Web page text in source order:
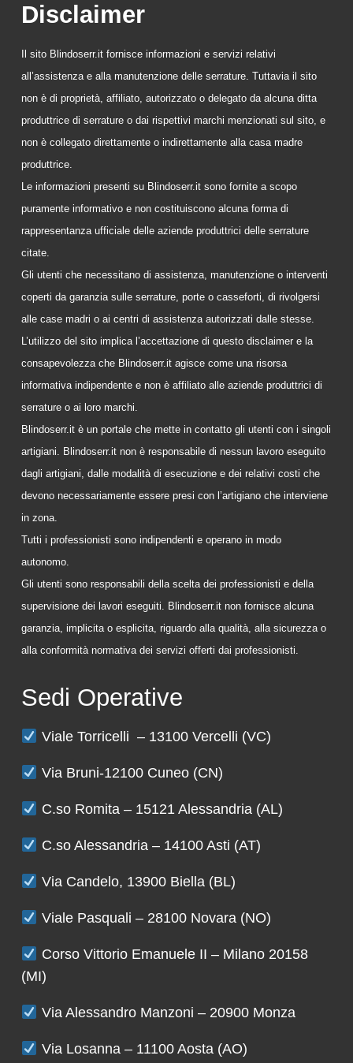
Disclaimer
Il sito Blindoserr.it fornisce informazioni e servizi relativi
all’assistenza e alla manutenzione delle serrature. Tuttavia il sito
non è di proprietà, affiliato, autorizzato o delegato da alcuna ditta
produttrice di serrature o dai rispettivi marchi menzionati sul sito, e
non è collegato direttamente o indirettamente alla casa madre
produttrice.
Le informazioni presenti su Blindoserr.it sono fornite a scopo
puramente informativo e non costituiscono alcuna forma di
rappresentanza ufficiale delle aziende produttrici delle serrature
citate.
Gli utenti che necessitano di assistenza, manutenzione o interventi
coperti da garanzia sulle serrature, porte o casseforti, di rivolgersi
alle case madri o ai centri di assistenza autorizzati dalle stesse.
L’utilizzo del sito implica l’accettazione di questo disclaimer e la
consapevolezza che Blindoserr.it agisce come una risorsa
informativa indipendente e non è affiliato alle aziende produttrici di
serrature o ai loro marchi.
Blindoserr.it è un portale che mette in contatto gli utenti con i singoli
artigiani. Blindoserr.it non è responsabile di nessun lavoro eseguito
dagli artigiani, dalle modalità di esecuzione e dei relativi costi che
devono necessariamente essere presi con l’artigiano che interviene
in zona.
Tutti i professionisti sono indipendenti e operano in modo
autonomo.
Gli utenti sono responsabili della scelta dei professionisti e della
supervisione dei lavori eseguiti. Blindoserr.it non fornisce alcuna
garanzia, implicita o esplicita, riguardo alla qualità, alla sicurezza o
alla conformità normativa dei servizi offerti dai professionisti.
Sedi Operative
Viale Torricelli – 13100 Vercelli (VC)
Via Bruni-12100 Cuneo (CN)
C.so Romita – 15121 Alessandria (AL)
C.so Alessandria – 14100 Asti (AT)
Via Candelo, 13900 Biella (BL)
Viale Pasquali – 28100 Novara (NO)
Corso Vittorio Emanuele II – Milano 20158
(MI)
Via Alessandro Manzoni – 20900 Monza
Via Losanna – 11100 Aosta (AO)